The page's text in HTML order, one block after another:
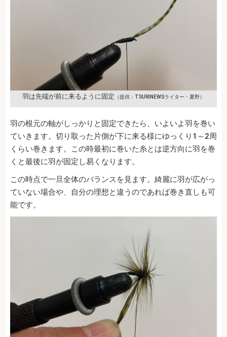
羽は先端が前に来るように固定 （提供：TSURINEWSライター・夏野）
羽の根元の軸がしっかりと固定できたら、いよいよ羽を巻い
ていきます。切り取った片側が下に来る様にゆっくり1～2周
くらい巻きます。この時最初に巻いた糸とは逆方向に羽を巻
くと最後に羽が固定し易くなります。
この時点で一旦全体のバランスを見ます。綺麗に羽が広がっ
ていない場合や、自分の理想と違うのであれば巻き直しも可
能です。